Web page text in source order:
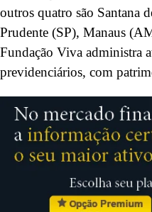
outros quatro são Santana
Prudente (SP), Manaus
Fundação Viva administra
previdenciários, com